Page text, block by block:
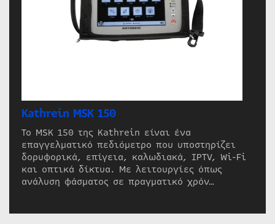
Kathrein MSK 150
Το MSK 150 της Kathrein είναι ένα
επαγγελματικό πεδιόμετρο που υποστηρίζει
δορυφορικά, επίγεια, καλωδιακά, IPTV, Wi-Fi
και οπτικά δίκτυα. Με λειτουργίες όπως
ανάλυση φάσματος σε πραγματικό χρόν…